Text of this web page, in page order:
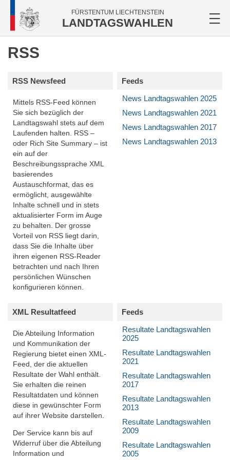
FÜRSTENTUM LIECHTENSTEIN
LANDTAGSWAHLEN
RSS
RSS Newsfeed
Mittels RSS-Feed können
Sie sich bezüglich der
Landtagswahl stets auf dem
Laufenden halten. RSS –
oder Rich Site Summary – ist
ein auf der
Beschreibungssprache XML
basierendes
Austauschformat, das es
ermöglicht, ausgewählte
Inhalte schnell und in stets
aktualisierter Form im Auge
zu behalten. Der grosse
Vorteil von RSS liegt darin,
dass Sie die Inhalte über
ihren eigenen RSS-Reader
betrachten und nach Ihren
persönlichen Wünschen
konfigurieren können.
Feeds
News Landtagswahlen 2025
News Landtagswahlen 2021
News Landtagswahlen 2017
News Landtagswahlen 2013
XML Resultatfeed
Die Abteilung Information
und Kommunikation der
Regierung bietet einen XML-
Feed, der die aktuellen
Resultate der Wahl enthält.
Sie erhalten die reinen
Resultatdaten und können
diese in gewünschter Form
auf ihrer Website darstellen.
Der Service kann bis auf
Widerruf über die Abteilung
Information und
Feeds
Resultate Landtagswahlen
2025
Resultate Landtagswahlen
2021
Resultate Landtagswahlen
2017
Resultate Landtagswahlen
2013
Resultate Landtagswahlen
2009
Resultate Landtagswahlen
2005